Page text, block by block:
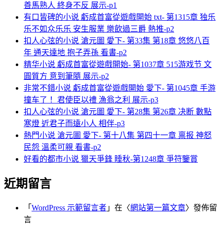
善馬熟人 終身不反 展示-p1
有口皆碑的小说 虧成首富從遊戲開始 txt- 第1315章 独乐
乐不如众乐乐 安生服業 樂飲過三爵 熱推-p2
扣人心弦的小说 滄元圖 愛下- 第33集 第18章 悠悠八百
年 通天達地 抱子弄孫 看書-p2
精华小说 虧成首富從遊戲開始- 第1037章 515游戏节 文
圓質方 意到筆隨 展示-p2
非常不錯小说 虧成首富從遊戲開始 愛下- 第1045章 手游
撞车了！ 君使臣以禮 漁翁之利 展示-p3
扣人心弦的小说 滄元圖 愛下- 第28集 第26章 决断 數點
寒燈 近君子而遠小人 相伴-p3
熱門小说 滄元圖 愛下- 第十八集 第四十一章 禀报 神怒
民怨 溫柔可親 看書-p2
好看的都市小说 獵天爭鋒 睡秋-第1248章 爭符鑒賞
近期留言
「 WordPress 示範留言者 」在〈網站第一篇文章〉發佈留
言